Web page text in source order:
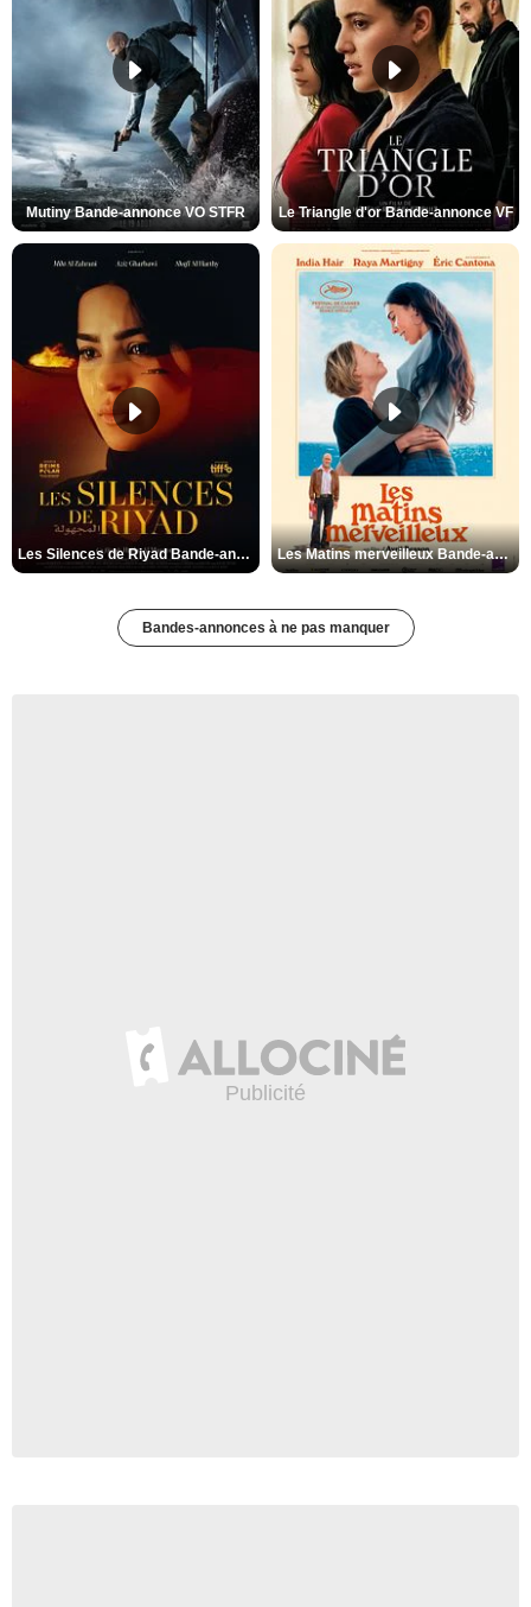
Mutiny Bande-annonce VO STFR Le Triangle d'or Bande-annonce VF
Les Silences de Riyad Bande-annonce VO STFR Les Matins merveilleux Bande-annonce VF
Bandes-annonces à ne pas manquer